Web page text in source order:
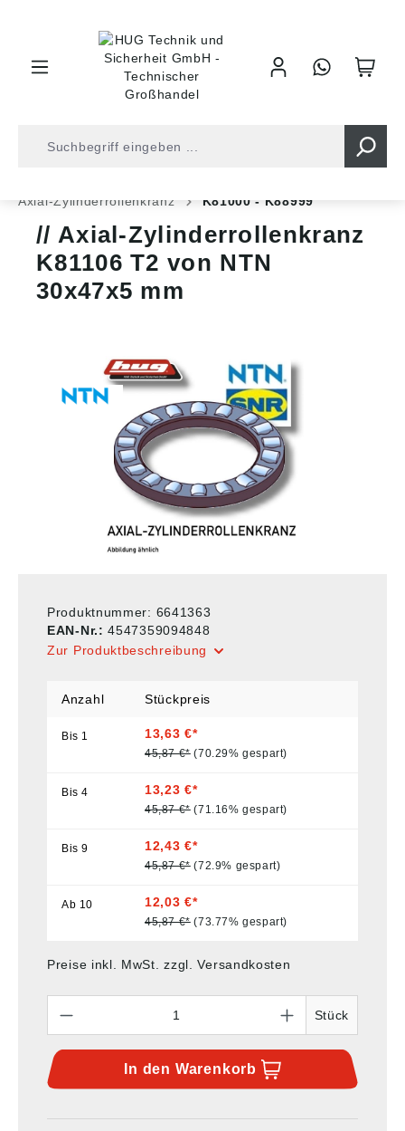
Axial-Zylinderrollenkranz
K81000 - K88999
Axial-Zylinderrollenkranz
K81106 T2 von NTN
30x47x5 mm
Produktnummer: 6641363
EAN-Nr.:4547359094848
Zur Produktbeschreibung
Anzahl Stückpreis
Bis 1 13,63 €*
45,87 €* (70.29% gespart)
Bis4 13,23 €*
45,87 €* (71.16% gespart)
Bis9 12,43 €*
45,87 €* (72.9% gespart)
Ab 10 12,03 €*
45,87 €* (73.77% gespart)
Preise inkl. MwSt. zzgl. Versandkosten
Stück
In den Warenkorb